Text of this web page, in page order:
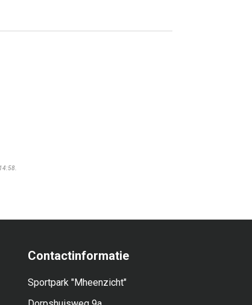
Contactinformatie
Sportpark "Mheenzicht"